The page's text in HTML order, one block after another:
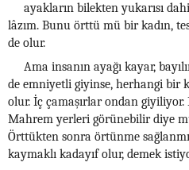
ayakların bilekten yukarısı
lâzım. Bunu örttü mü bir kadın,
de olur.
Ama insanın ayağı kayar,
de emniyetli giyinse, herhangi bir
olur. İç çamaşırlar ondan giyiliyor.
Mahrem yerleri görünebilir diye
Örttükten sonra örtünme
kaymaklı kadayıf olur, demek